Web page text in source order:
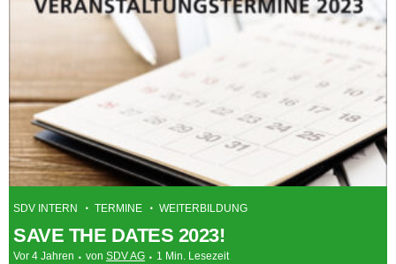
SDV INTERN TERMINE WEITERBILDUNG
SAVE THE DATES 2023!
Vor 4 Jahren von SDV AG 1 Min. Lesezeit